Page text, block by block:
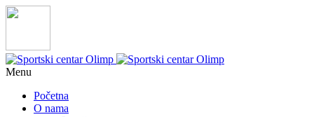
Menu
Početna
O nama